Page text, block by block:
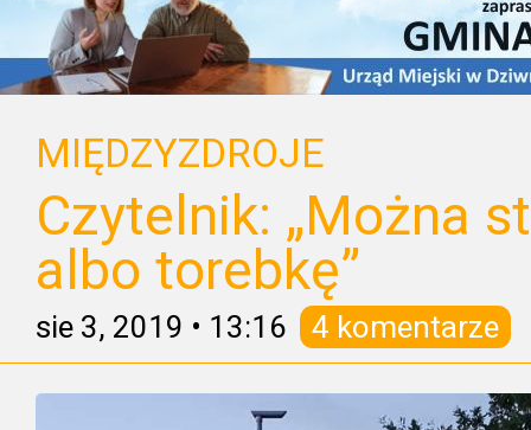
MIĘDZYZDROJE
Czytelnik: „Można
albo torebkę”
sie 3, 2019 • 13:16 4 komentarze